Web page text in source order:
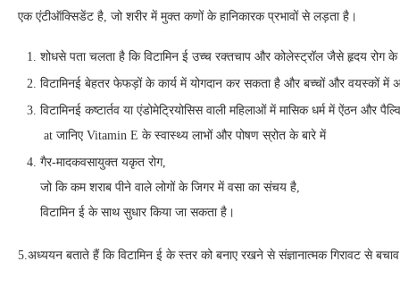
एक एंटीऑक्सिडेंट है, जो शरीर में मुक्त कणों के हानिकारक प्रभावों से लड़ता है।
शोधसे पता चलता है कि विटामिन ई उच्च रक्तचाप और कोलेस्ट्रॉल जैसे हृदय रोग
विटामिनई बेहतर फेफड़ों के कार्य में योगदान कर सकता है और बच्चों और वयस्कों
विटामिनई कष्टार्तव या एंडोमेट्रियोसिस वाली महिलाओं में मासिक धर्म में ऐंठन और
at जानिए Vitamin E के स्वास्थ्य लाभों और पोषण स्रोत के बारे में
गैर-मादकवसायुक्त यकृत रोग,
जो कि कम शराब पीने वाले लोगों के जिगर में वसा का संचय है,
विटामिन ई के साथ सुधार किया जा सकता है।
5.अध्ययन बताते हैं कि विटामिन ई के स्तर को बनाए रखने से संज्ञानात्मक गिरावट से